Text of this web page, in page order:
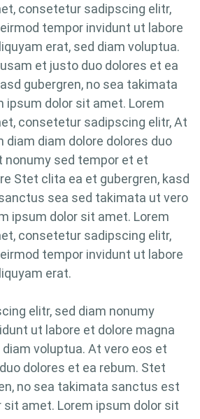
consetetur sadipscing elitr,
tempor invidunt ut labore
erat, sed diam voluptua.
et justo duo dolores et ea
gubergren, no sea takimata
ipsum dolor sit amet. Lorem
consetetur sadipscing elitr, At
diam diam dolore dolores duo
nonumy sed tempor et et
Stet clita ea et gubergren, kasd
sea sed takimata ut vero
ipsum dolor sit amet. Lorem
consetetur sadipscing elitr,
tempor invidunt ut labore
erat.
elitr, sed diam nonumy
ut labore et dolore magna
voluptua. At vero eos et
dolores et ea rebum. Stet
no sea takimata sanctus est
sit amet. Lorem ipsum dolor sit